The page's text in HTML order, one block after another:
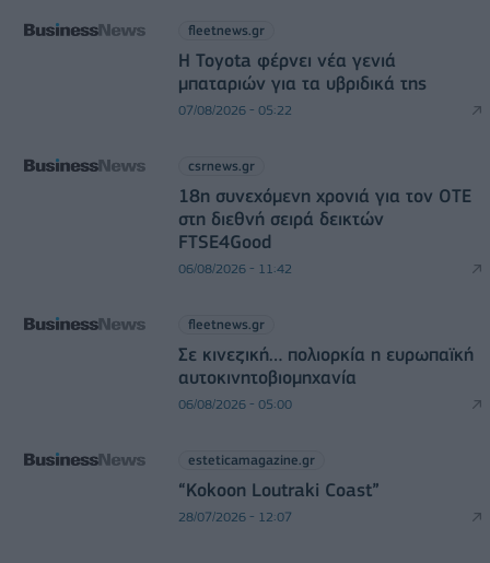
fleetnews.gr
Η Toyota φέρνει νέα γενιά
μπαταριών για τα υβριδικά της
07/08/2026 - 05:22
csrnews.gr
18η συνεχόμενη χρονιά για τον ΟΤΕ
στη διεθνή σειρά δεικτών
FTSE4Good
06/08/2026 - 11:42
fleetnews.gr
Σε κινεζική… πολιορκία η ευρωπαϊκή
αυτοκινητοβιομηχανία
06/08/2026 - 05:00
esteticamagazine.gr
“Kokoon Loutraki Coast”
28/07/2026 - 12:07